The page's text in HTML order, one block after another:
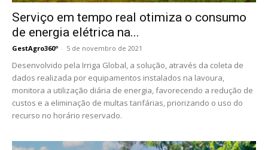
Serviço em tempo real otimiza o consumo
de energia elétrica na...
GestAgro360º - 5 de novembro de 2021
Desenvolvido pela Irriga Global, a solução, através da coleta de
dados realizada por equipamentos instalados na lavoura,
monitora a utilização diária de energia, favorecendo a redução de
custos e a eliminação de multas tarifárias, priorizando o uso do
recurso no horário reservado.